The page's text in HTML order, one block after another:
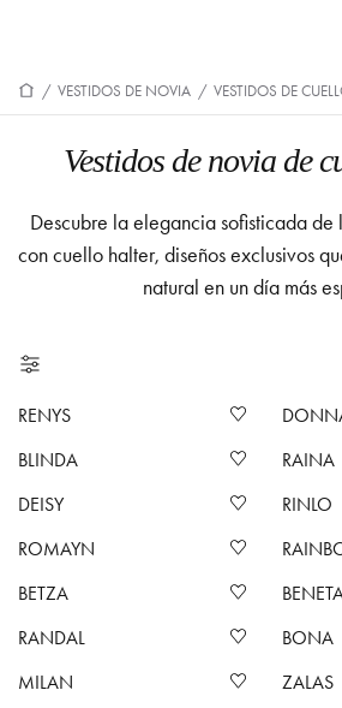
/ VESTIDOS DE NOVIA / VESTIDOS DE
Vestidos de novia de
Descubre la elegancia sofisticada de
con cuello halter, diseños exclusivos
natural en un día más
RENYS
BLINDA
RAINA
DEISY
RINLO
ROMAYN
BETZA
RANDAL
BONA
MILAN
ZALAS